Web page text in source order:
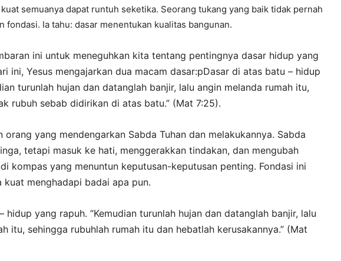
semuanya dapat runtuh seketika. Seorang tukang yang baik tidak pernah
fondasi. Ia tahu: dasar menentukan kualitas bangunan.
ini untuk meneguhkan kita tentang pentingnya dasar hidup yang
ini, Yesus mengajarkan dua macam dasar:pDasar di atas batu – hidup
an turunlah hujan dan datanglah banjir, lalu angin melanda rumah itu,
rubuh sebab didirikan di atas batu.” (Mat 7:25).
orang yang mendengarkan Sabda Tuhan dan melakukannya. Sabda
tetapi masuk ke hati, menggerakkan tindakan, dan mengubah
kompas yang menuntun keputusan-keputusan penting. Fondasi ini
menghadapi badai apa pun.
hidup yang rapuh. “Kemudian turunlah hujan dan datanglah banjir, lalu
itu, sehingga rubuhlah rumah itu dan hebatlah kerusakannya.” (Mat